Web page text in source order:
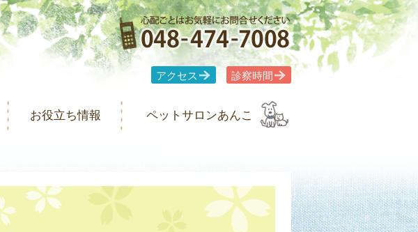
アクセス 診察時間
お役立ち情報 ペットサロンあんこ